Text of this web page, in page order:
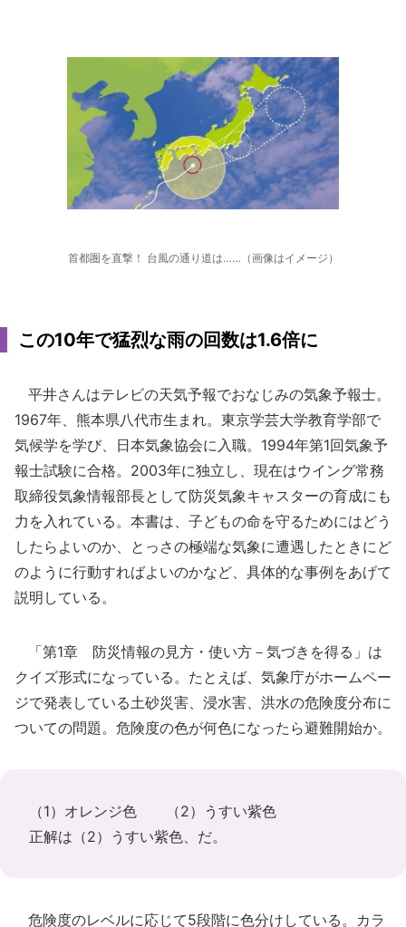
首都圏を直撃！ 台風の通り道は……（画像はイメージ）
この10年で猛烈な雨の回数は1.6倍に
平井さんはテレビの天気予報でおなじみの気象予報士。
1967年、熊本県八代市生まれ。東京学芸大学教育学部で
気候学を学び、日本気象協会に入職。1994年第1回気象予
報士試験に合格。2003年に独立し、現在はウイング常務
取締役気象情報部長として防災気象キャスターの育成にも
力を入れている。本書は、子どもの命を守るためにはどう
したらよいのか、とっさの極端な気象に遭遇したときにど
のように行動すればよいのかなど、具体的な事例をあげて
説明している。
「第1章 防災情報の見方・使い方－気づきを得る」は
クイズ形式になっている。たとえば、気象庁がホームペー
ジで発表している土砂災害、浸水害、洪水の危険度分布に
ついての問題。危険度の色が何色になったら避難開始か。
（1）オレンジ色 （2）うすい紫色
正解は（2）うすい紫色、だ。
危険度のレベルに応じて5段階に色分けしている。カラ